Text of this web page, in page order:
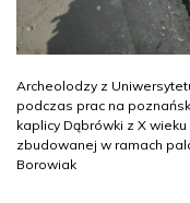
Archeolodzy z
podczas prac na
kaplicy Dąbrówki z X
zbudowanej w ramach
Borowiak